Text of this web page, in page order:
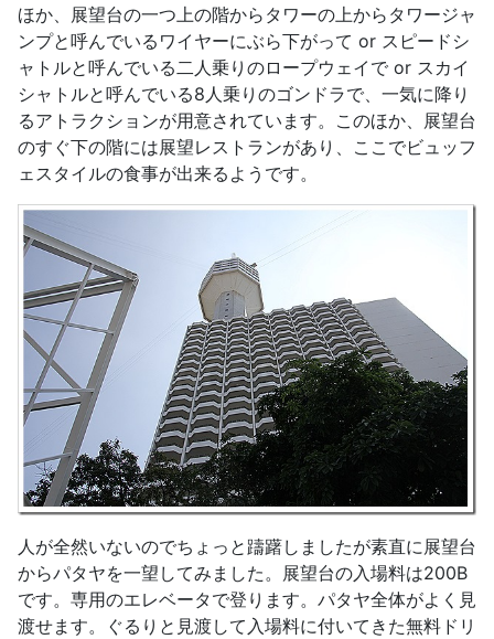
ほか、展望台の一つ上の階からタワーの上からタワージャ
ンプと呼んでいるワイヤーにぶら下がって or スピードシ
ャトルと呼んでいる二人乗りのロープウェイで or スカイ
シャトルと呼んでいる8人乗りのゴンドラで、一気に降り
るアトラクションが用意されています。このほか、展望台
のすぐ下の階には展望レストランがあり、ここでビュッフ
ェスタイルの食事が出来るようです。
人が全然いないのでちょっと躊躇しましたが素直に展望台
からパタヤを一望してみました。展望台の入場料は200B
です。専用のエレベータで登ります。パタヤ全体がよく見
渡せます。ぐるりと見渡して入場料に付いてきた無料ドリ